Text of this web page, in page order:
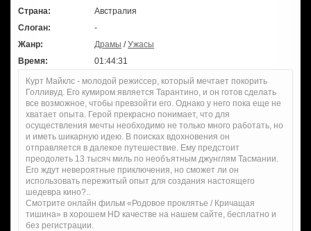
Страна:
Австралия
Слоган:
-
Жанр:
Драмы /Ужасы
Время:
01:44:31
Курт Майклс - молодой режиссер, который мечтает покорить
Голливуд. Его кумиром является Тарантино, и он готов сделать
все возможное, чтобы превзойти его. Однако у него пока еще не
хватает опыта. Герой прекрасно понимает, что для
осуществления мечты необходимо не только много работать, но
и иметь шикарную идею. В поисках вдохновения он
отправляется в далекое путешествие. Ему предстоит
преодолеть 13 тысяч миль по необъятным джунглям Тасмании.
Его ждут невероятные приключения, но сможет ли он
использовать пережитый опыт для создания настоящего
шедевра кино?..
Смотрите онлайн фильм «Родовое проклятье / Кричащая
тишина» в хорошем HD качестве на нашем сайте, бесплатно и
без регистрации.